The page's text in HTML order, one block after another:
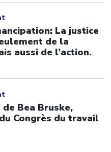
La justice
de la
aussi de l’action.
Bea Bruske,
Congrès du travail